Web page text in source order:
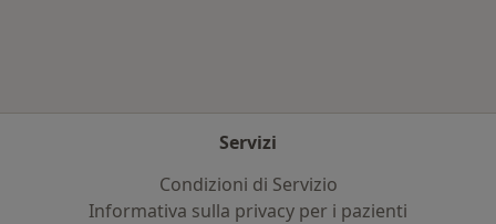
Servizi
Condizioni di Servizio
Informativa sulla privacy per i pazienti